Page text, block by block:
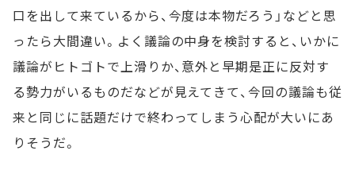
口を出して来ているから、今度は本物だろう」などと思
ったら大間違い。よく議論の中身を検討すると、いかに
議論がヒトゴトで上滑りか、意外と早期是正に反対す
る勢力がいるものだなどが見えてきて、今回の議論も従
来と同じに話題だけで終わってしまう心配が大いにあ
りそうだ。